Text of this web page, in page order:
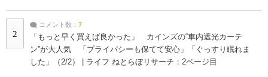
2
コメント数： 7
「もっと早く買えば良かった」 カインズの“車内遮光カーテ
ン”が大人気 「プライバシーも保てて安心」「ぐっすり眠れま
した」（2/2） | ライフ ねとらぼリサーチ：2ページ目